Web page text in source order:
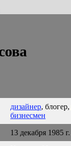
дизайнер, блогер,
бизнесмен
13 декабря 1985 г.